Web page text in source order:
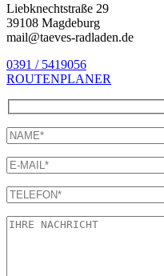
Liebknechtstraße 29
39108 Magdeburg
mail@taeves-radladen.de
0391 / 5419056
ROUTENPLANER